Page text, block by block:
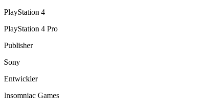
PlayStation 4
PlayStation 4 Pro
Publisher
Sony
Entwickler
Insomniac Games